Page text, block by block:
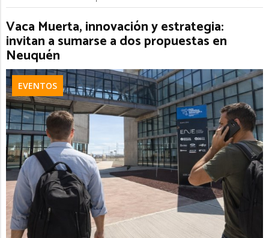
Vaca Muerta, innovación y estrategia:
invitan a sumarse a dos propuestas en
Neuquén
EVENTOS